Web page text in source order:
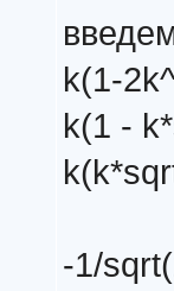
k(1-
k(1 -
-1/